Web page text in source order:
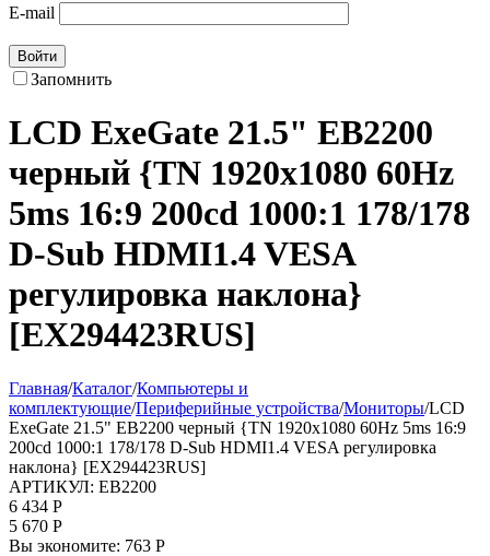
E-mail
Войти
Запомнить
LCD ExeGate 21.5" EB2200
черный {TN 1920x1080 60Hz
5ms 16:9 200cd 1000:1 178/178
D-Sub HDMI1.4 VESA
регулировка наклона}
[EX294423RUS]
Главная/Каталог/Компьютеры и
комплектующие/Периферийные устройства/Мониторы/LCD
ExeGate 21.5" EB2200 черный {TN 1920x1080 60Hz 5ms 16:9
200cd 1000:1 178/178 D-Sub HDMI1.4 VESA регулировка
наклона} [EX294423RUS]
АРТИКУЛ: EB2200
6 434 Р
5 670 Р
Вы экономите: 763 Р